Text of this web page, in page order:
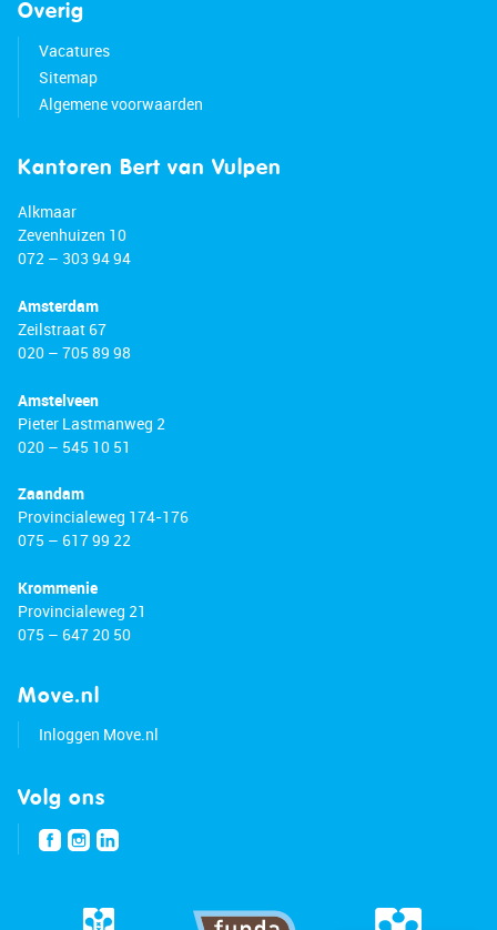
Overig
Vacatures
Sitemap
Algemene voorwaarden
Kantoren Bert van Vulpen
Alkmaar
Zevenhuizen 10
072 – 303 94 94
Amsterdam
Zeilstraat 67
020 – 705 89 98
Amstelveen
Pieter Lastmanweg 2
020 – 545 10 51
Zaandam
Provincialeweg 174-176
075 – 617 99 22
Krommenie
Provincialeweg 21
075 – 647 20 50
Move.nl
Inloggen Move.nl
Volg ons